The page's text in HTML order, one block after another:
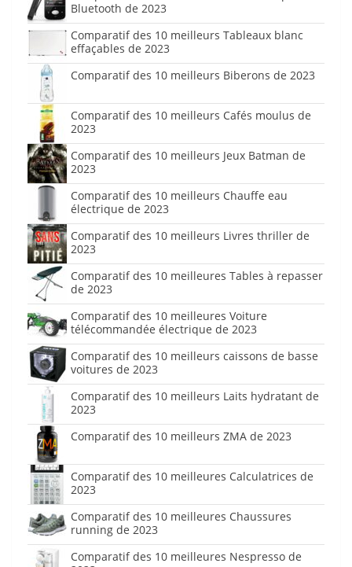
Bluetooth de 2023
Comparatif des 10 meilleurs Tableaux blanc
effaçables de 2023
Comparatif des 10 meilleurs Biberons de 2023
Comparatif des 10 meilleurs Cafés moulus de
2023
Comparatif des 10 meilleurs Jeux Batman de
2023
Comparatif des 10 meilleurs Chauffe eau
électrique de 2023
Comparatif des 10 meilleurs Livres thriller de
2023
Comparatif des 10 meilleures Tables à repasser
de 2023
Comparatif des 10 meilleures Voiture
télécommandée électrique de 2023
Comparatif des 10 meilleurs caissons de basse
voitures de 2023
Comparatif des 10 meilleurs Laits hydratant de
2023
Comparatif des 10 meilleurs ZMA de 2023
Comparatif des 10 meilleures Calculatrices de
2023
Comparatif des 10 meilleures Chaussures
running de 2023
Comparatif des 10 meilleures Nespresso de